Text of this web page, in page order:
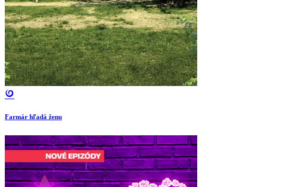
Farmár hľadá ženu